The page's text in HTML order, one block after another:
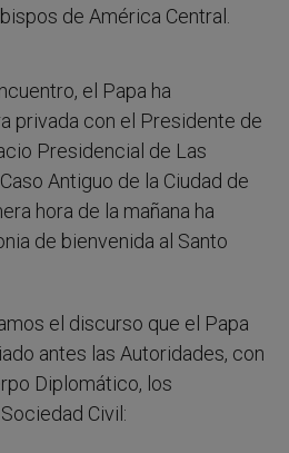
de América Central.
el Papa ha
privada con el Presidente de
Presidencial de Las
Antiguo de la Ciudad de
hora de la mañana ha
de bienvenida al Santo
el discurso que el Papa
antes las Autoridades, con
Diplomático, los
Civil: